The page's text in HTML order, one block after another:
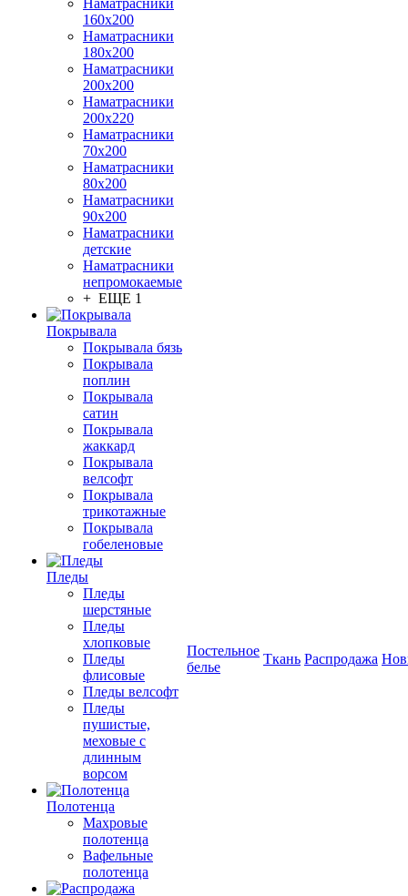
Наматрасники
160х200
Наматрасники
180х200
Наматрасники
200х200
Наматрасники
200х220
Наматрасники
70х200
Наматрасники
80х200
Наматрасники
90х200
Наматрасники
детские
Наматрасники
непромокаемые
+ ЕЩЕ 1
Покрывала
Покрывала бязь
Покрывала
поплин
Покрывала
сатин
Покрывала
жаккард
Покрывала
велсофт
Покрывала
трикотажные
Покрывала
гобеленовые
Пледы
Пледы
шерстяные
Пледы
хлопковые
Пледы
флисовые
Пледы велсофт
Пледы
пушистые,
меховые с
длинным
ворсом
Полотенца
Махровые
полотенца
Вафельные
полотенца
Постельное
белье
Ткань Распродажа